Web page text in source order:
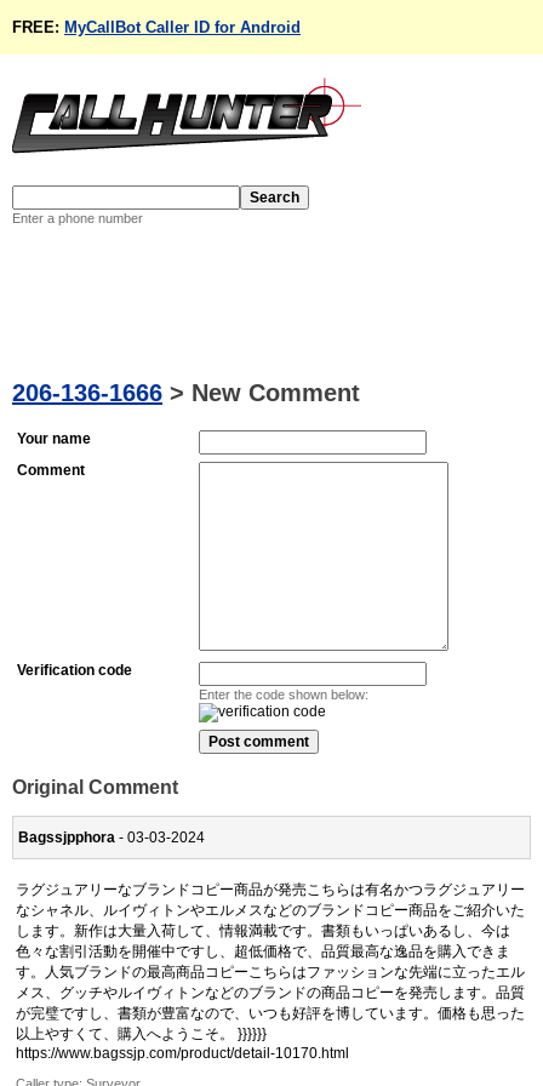
FREE: MyCallBot Caller ID for Android
Enter a phone number
206-136-1666 > New Comment
Your name
Comment
Verification code
Enter the code shown below:
Original Comment
Bagssjpphora - 03-03-2024
ラグジュアリーなブランドコピー商品が発売こちらは有名かつラグジュアリー
なシャネル、ルイヴィトンやエルメスなどのブランドコピー商品をご紹介いた
します。新作は大量入荷して、情報満載です。書類もいっぱいあるし、今は
色々な割引活動を開催中ですし、超低価格で、品質最高な逸品を購入できま
す。人気ブランドの最高商品コピーこちらはファッションな先端に立ったエル
メス、グッチやルイヴィトンなどのブランドの商品コピーを発売します。品質
が完璧ですし、書類が豊富なので、いつも好評を博しています。価格も思った
以上やすくて、購入へようこそ。 }}}}}}
https://www.bagssjp.com/product/detail-10170.html